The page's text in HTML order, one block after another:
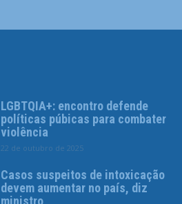
LGBTQIA+: encontro defende
políticas púbicas para combater
violência
22 de outubro de 2025
Casos suspeitos de intoxicação
devem aumentar no país, diz
ministro